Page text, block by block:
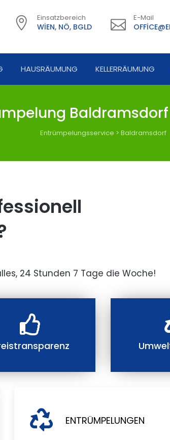
Einsatzbereich
WIEN, NÖ, BGLD
E-Mail
HAUSRÄUMUNG KELLERRÄUMUNG
Entrümpelungsservice > Baldramsdorf
24 Stunden 7 Tage die Woche!
ENTRÜMPELUNGEN